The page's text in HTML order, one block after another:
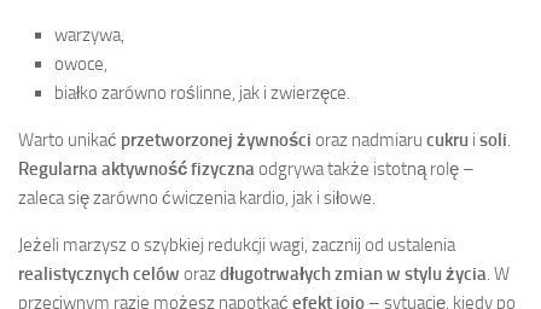
warzywa,
owoce,
białko zarówno roślinne, jak i zwierzęce.
Warto unikać przetworzonej żywności oraz nadmiaru cukru i soli
Regularna aktywność fizyczna odgrywa także istotną rolę –
zaleca się zarówno ćwiczenia kardio, jak i siłowe.
Jeżeli marzysz o szybkiej redukcji wagi, zacznij od ustalenia
realistycznych celów orazdługotrwałych zmian w stylu życia . W
przeciwnym razie możesz napotkać efekt jojo – sytuację, kiedy po